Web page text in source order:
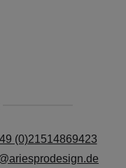
(0)21514869423